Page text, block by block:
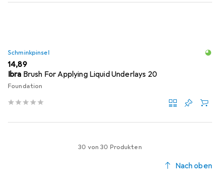
Schminkpinsel
EUR
14,89
Ibra Brush For Applying Liquid Underlays 20
Foundation
30 von 30 Produkten
Nach oben